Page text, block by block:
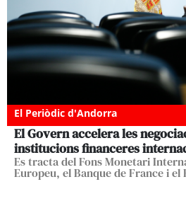
El Periòdic d'Andorra
El Govern accelera les
institucions financeres
Es tracta del Fons Monetari
Europeu, el Banque de France i el